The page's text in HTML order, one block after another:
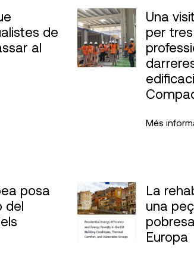
de
al
Una
per tres
Més
posa
del
La
una
Europa